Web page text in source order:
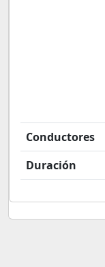
Conductores
Duración